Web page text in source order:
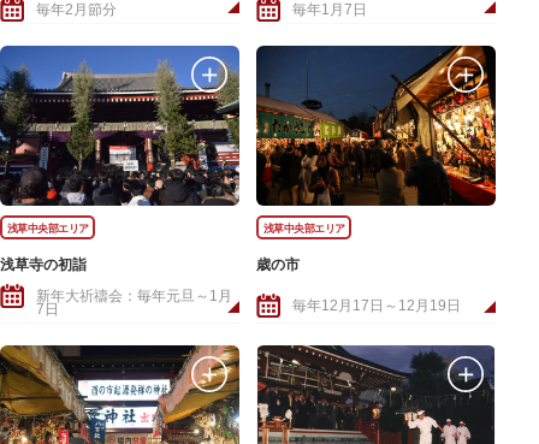
毎年2月節分 毎年1月7日
浅草中央部エリア
浅草寺の初詣
新年大祈禱会：毎年元旦～1月
7日
浅草中央部エリア
歳の市
毎年12月17日～12月19日